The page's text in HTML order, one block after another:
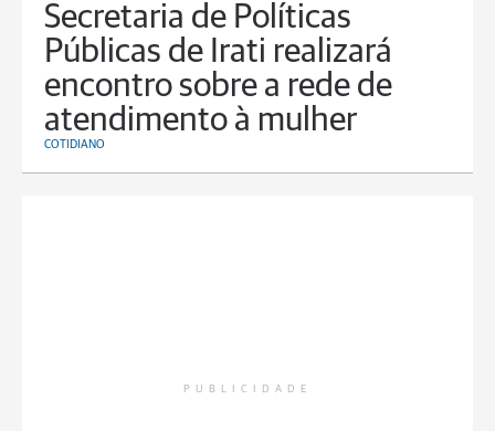
Secretaria de Políticas
Públicas de Irati realizará
encontro sobre a rede de
atendimento à mulher
COTIDIANO
PUBLICIDADE